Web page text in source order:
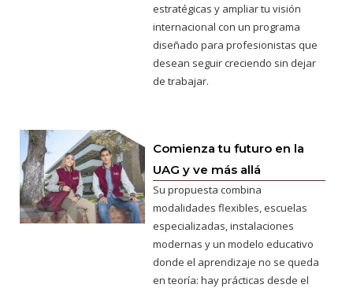
estratégicas y ampliar tu visión
internacional con un programa
diseñado para profesionistas que
desean seguir creciendo sin dejar
de trabajar.
Comienza tu futuro en la
UAG y ve más allá
Su propuesta combina
modalidades flexibles, escuelas
especializadas, instalaciones
modernas y un modelo educativo
donde el aprendizaje no se queda
en teoría: hay prácticas desde el